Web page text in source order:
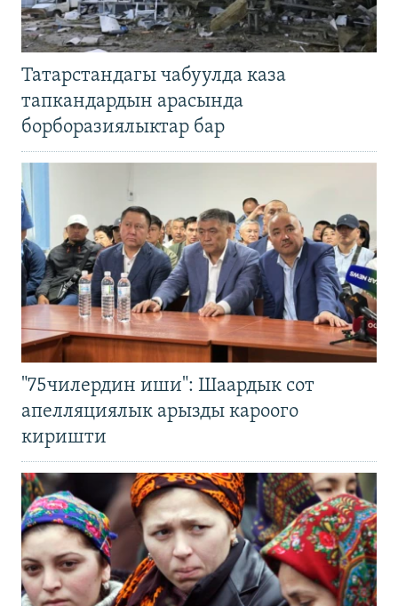
Татарстандагы чабуулда каза
тапкандардын арасында
борборазиялыктар бар
"75чилердин иши": Шаардык сот
апелляциялык арызды кароого
киришти